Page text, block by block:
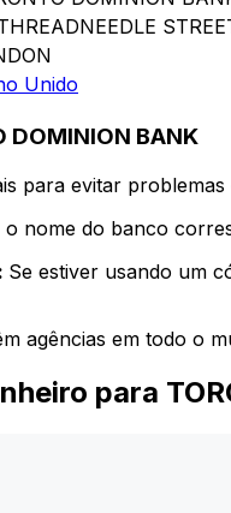
Unido
BANK
para evitar
o nome do banco
Se estiver usando um
agências em todo o
para